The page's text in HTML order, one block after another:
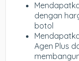
dengan
botol
Agen Plus